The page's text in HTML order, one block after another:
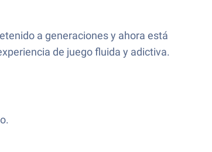
a generaciones y ahora está
de juego fluida y adictiva.